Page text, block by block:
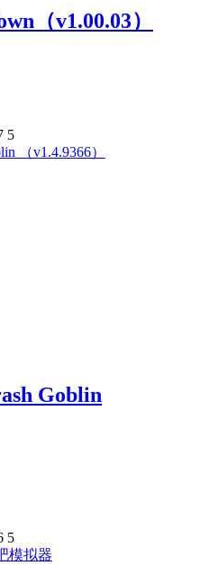
（v1.00.03）
5
Goblin
5